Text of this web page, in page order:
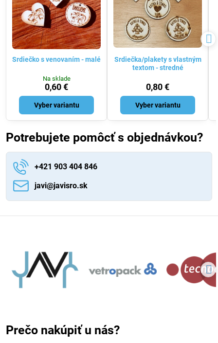
Srdiečko s venovaním - malé
Na sklade
0,60 €
Vyber variantu
Srdiečka/plakety s vlastným
textom - stredné
0,80 €
Vyber variantu
Potrebujete pomôcť s objednávkou?
+421 903 404 846
javi​@javisro​.sk
Prečo nakúpiť u nás?